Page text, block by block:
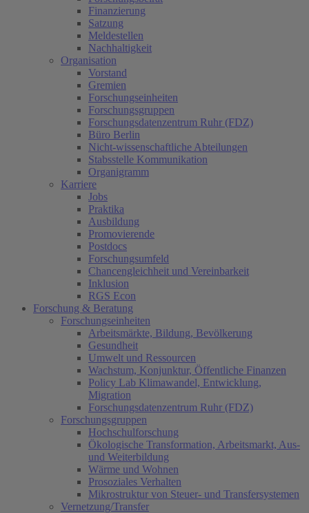
Finanzierung
Satzung
Meldestellen
Nachhaltigkeit
Organisation
Vorstand
Gremien
Forschungseinheiten
Forschungsgruppen
Forschungsdatenzentrum Ruhr (FDZ)
Büro Berlin
Nicht-wissenschaftliche Abteilungen
Stabsstelle Kommunikation
Organigramm
Karriere
Jobs
Praktika
Ausbildung
Promovierende
Postdocs
Forschungsumfeld
Chancengleichheit und Vereinbarkeit
Inklusion
RGS Econ
Forschung & Beratung
Forschungseinheiten
Arbeitsmärkte, Bildung, Bevölkerung
Gesundheit
Umwelt und Ressourcen
Wachstum, Konjunktur, Öffentliche Finanzen
Policy Lab Klimawandel, Entwicklung,
Migration
Forschungsdatenzentrum Ruhr (FDZ)
Forschungsgruppen
Hochschulforschung
Ökologische Transformation, Arbeitsmarkt, Aus-
und Weiterbildung
Wärme und Wohnen
Prosoziales Verhalten
Mikrostruktur von Steuer- und Transfersystemen
Vernetzung/Transfer